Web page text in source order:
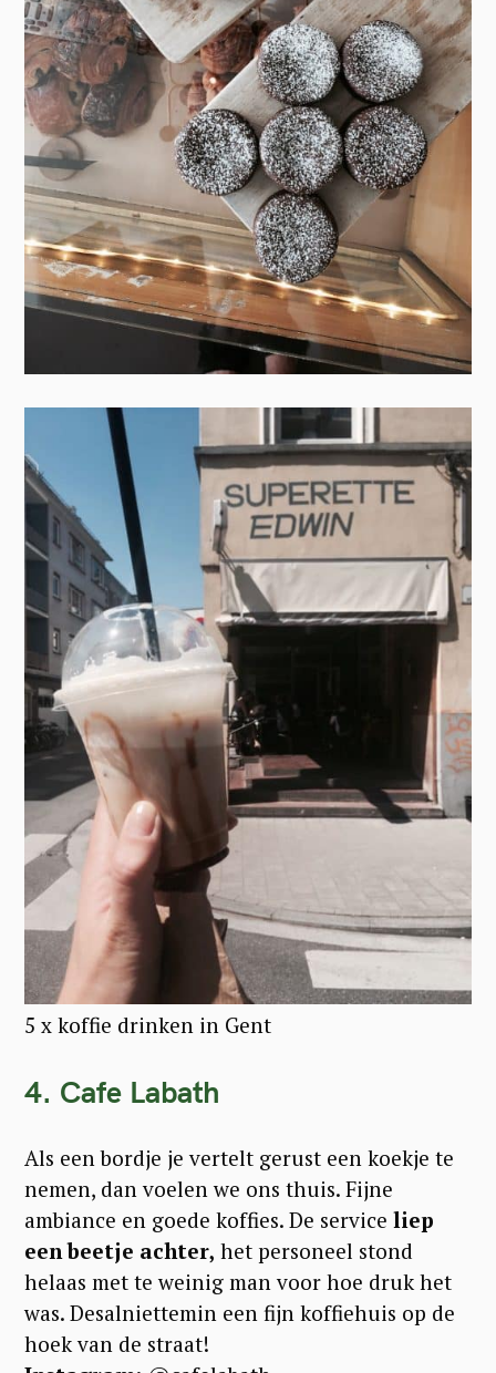
5 x koffie drinken in Gent
4. Cafe Labath
Als een bordje je vertelt gerust een koekje te
nemen, dan voelen we ons thuis. Fijne
ambiance en goede koffies. De service liep
een beetje achter, het personeel stond
helaas met te weinig man voor hoe druk het
was. Desalniettemin een fijn koffiehuis op de
hoek van de straat!